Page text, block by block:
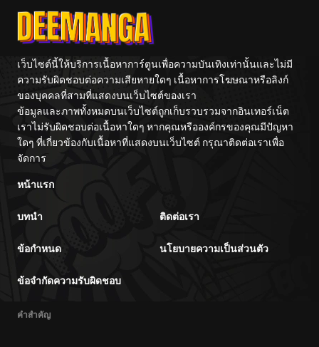
เว็บไซต์นี้ให้บริการเนื้อหาการ์ตูนเพื่อความบันเทิงเท่านั้นและไม่มี
ความรับผิดชอบต่อความเสียหายใดๆ เนื้อหาการโฆษณาหรือลิงก์
ของบุคคลที่สามที่แสดงบนเว็บไซต์ของเรา
ข้อมูลและภาพทั้งหมดบนเว็บไซต์ถูกเก็บรวบรวมจากอินเทอร์เน็ต
เราไม่รับผิดชอบต่อเนื้อหาใดๆ หากคุณหรือองค์กรของคุณมีปัญหา
ใดๆ ที่เกี่ยวข้องกับเนื้อหาที่แสดงบนเว็บไซต์ กรุณาติดต่อเราเพื่อ
จัดการ
หน้าแรก
บทนำ ติดต่อเรา
ข้อกำหนด นโยบายความเป็นส่วนตัว
ข้อจำกัดความรับผิดชอบ
คำสำคัญ